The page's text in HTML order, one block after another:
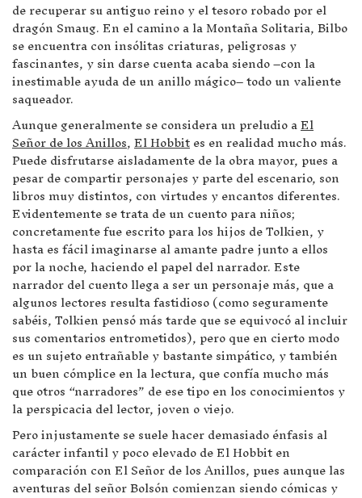
de recuperar su antiguo reino y el tesoro robado por el
dragón Smaug. En el camino a la Montaña Solitaria, Bilbo
se encuentra con insólitas criaturas, peligrosas y
fascinantes, y sin darse cuenta acaba siendo –con la
inestimable ayuda de un anillo mágico– todo un valiente
saqueador.
Aunque generalmente se considera un preludio aEl
Señor de los Anillos,El Hobbites en realidad mucho más.
Puede disfrutarse aisladamente de la obra mayor, pues a
pesar de compartir personajes y parte del escenario, son
libros muy distintos, con virtudes y encantos diferentes.
Evidentemente se trata de un cuento para niños;
concretamente fue escrito para los hijos de Tolkien, y
hasta es fácil imaginarse al amante padre junto a ellos
por la noche, haciendo el papel del narrador. Este
narrador del cuento llega a ser un personaje más, que a
algunos lectores resulta fastidioso (como seguramente
sabéis, Tolkien pensó más tarde que se equivocó al incluir
sus comentarios entrometidos), pero que en cierto modo
es un sujeto entrañable y bastante simpático, y también
un buen cómplice en la lectura, que confía mucho más
que otros “narradores” de ese tipo en los conocimientos y
la perspicacia del lector, joven o viejo.
Pero injustamente se suele hacer demasiado énfasis al
carácter infantil y poco elevado de El Hobbit en
comparación con El Señor de los Anillos, pues aunque las
aventuras del señor Bolsón comienzan siendo cómicas y